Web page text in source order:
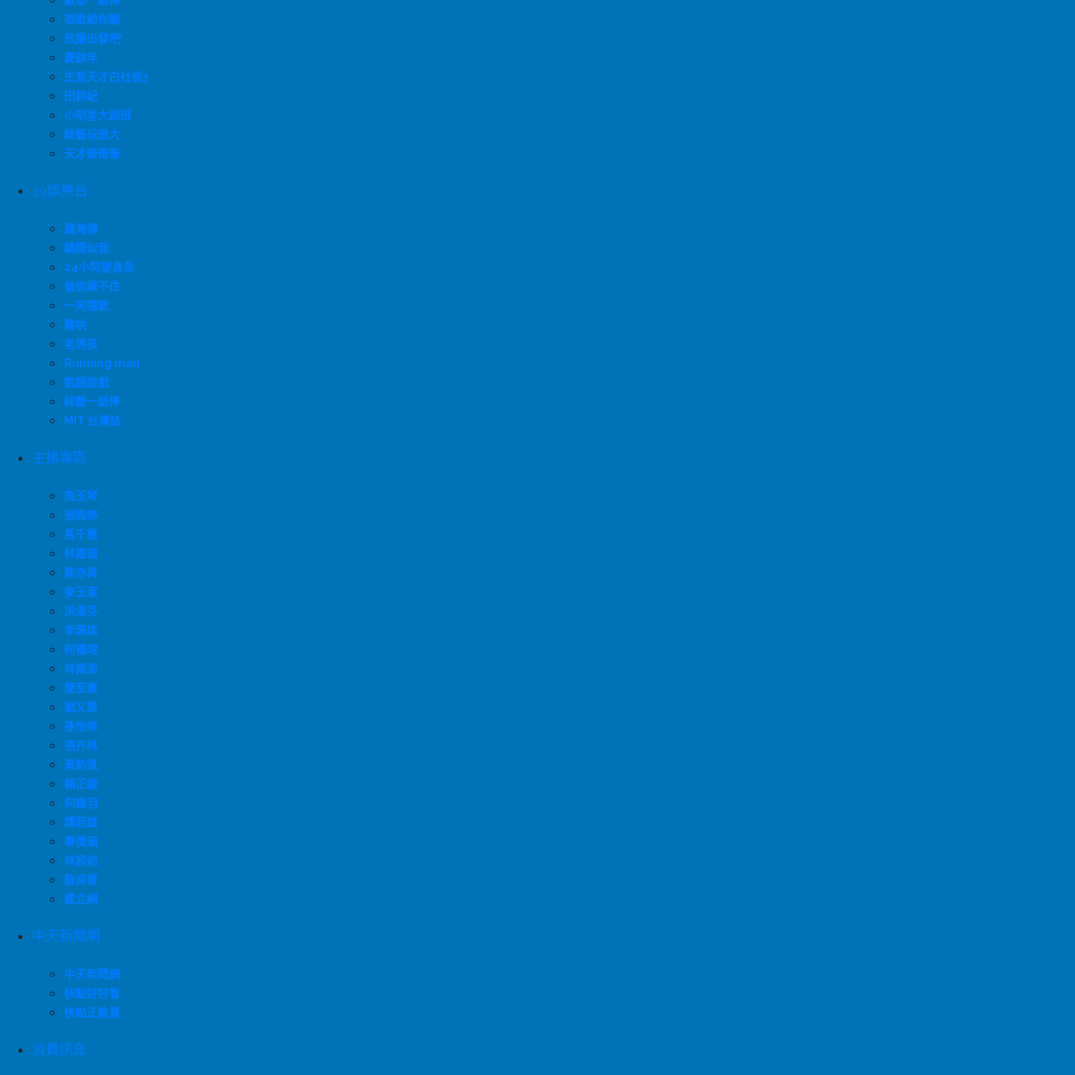
唱歌給你聽
效廉出發吧!
慶餘年
生意天才白社長3
田耕紀
小明星大跟班
綜藝玩很大
天才衝衝衝
39娛樂台
藏海傳
驕陽似我
24小時健身房
偷偷藏不住
一笑隨歌
難哄
老男孩
Running man
飢餓遊戲
綜藝一級棒
MIT 台灣誌
主播專區
周玉琴
張雅婷
馬千惠
林嘉源
鄭亦真
麥玉潔
洪淑芬
李珮瑄
何橞瑢
林佩潔
簡至豪
劉又嘉
孫怡琳
張卉林
黃韵筑
賴正鎧
何織羽
譚若誼
畢倩涵
林宸佑
蘇貞蓉
戴立綱
中天新聞網
中天新聞網
快點好好看
快點正能量
消費訊息